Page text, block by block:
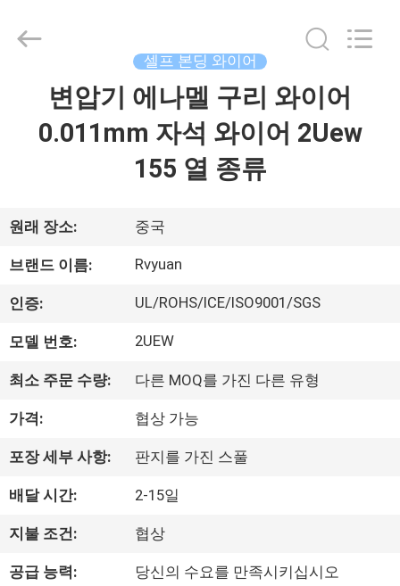
동
영
상
우
리
에
대
하
여
2026
Reserved.
셀프 본딩 와이어
변압기 에나멜 구리 와이어
0.011mm 자석 와이어 2Uew
155 열 종류
원래 장소: 중국
브랜드 이름: Rvyuan
인증: UL/ROHS/ICE/ISO9001/SGS
모델 번호: 2UEW
최소 주문 수량: 다른 MOQ를 가진 다른 유형
가격: 협상 가능
포장 세부 사항: 판지를 가진 스풀
배달 시간: 2-15일
지불 조건: 협상
공급 능력: 당신의 수요를 만족시키십시오